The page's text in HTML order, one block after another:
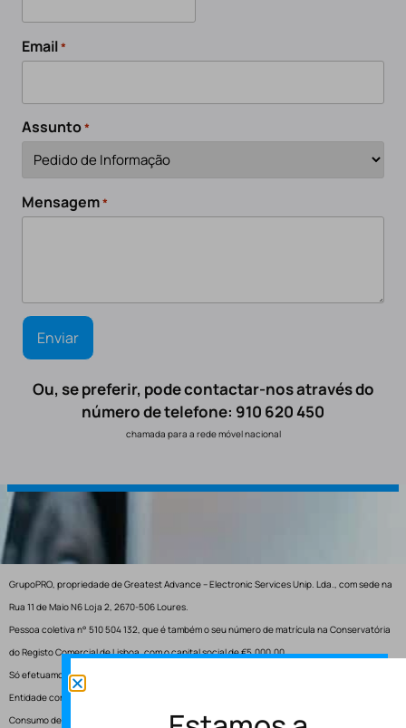
Email*
Assunto*
Mensagem*
Ou, se preferir, pode contactar-nos através do
número de telefone: 910 620 450
chamada para a rede móvel nacional
GrupoPRO, propriedade de Greatest Advance – Electronic Services Unip. Lda., com sede na
Rua 11 de Maio N6 Loja 2, 2670-506 Loures.
Pessoa coletiva n° 510 504 132, que é também o seu número de matrícula na Conservatória
do Registo Comercial de Lisboa, com o capital social de €5.000,00.
Só efetuamos entregas em Portugal.
Entidade competente para resolução de conflitos – Centro de Arbitragem de Conflitos de
Consumo de Lisboa.